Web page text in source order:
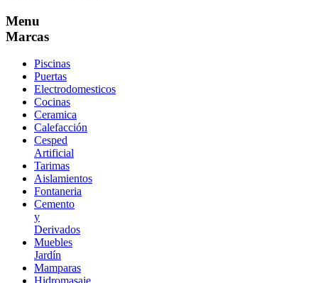
Menu
Marcas
Piscinas
Puertas
Electrodomesticos
Cocinas
Ceramica
Calefacción
Cesped
Artificial
Tarimas
Aislamientos
Fontaneria
Cemento
y
Derivados
Muebles
Jardín
Mamparas